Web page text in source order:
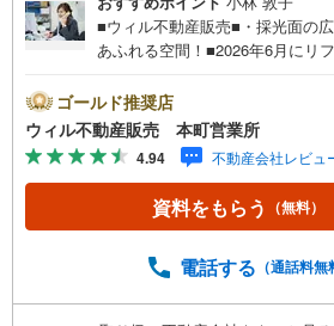
■ウィル不動産販売■・採光面の
あふれる空間！■2026年6月にリ
ス、床張替えなど。■生活利便施
イフ』徒歩4分で毎日のお買い物
ッグコーナー」まで徒歩5分！■「
店」まで徒歩8分！■「ファミリ
まで徒歩1分！■エレベータ付き
きで採光・眺望良好！■エント
らお料理！■現在は空き部屋で、
ゴールド推奨店
ウィル不動産販売 本町営業所
4.94 不動産会社レビュ
資料をもらう （無料）
電話する （通話料無